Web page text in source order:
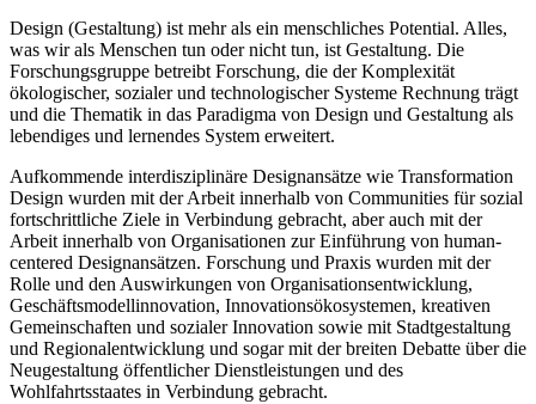
Design (Gestaltung) ist mehr als ein menschliches Potential. Alles,
was wir als Menschen tun oder nicht tun, ist Gestaltung. Die
Forschungsgruppe betreibt Forschung, die der Komplexität
ökologischer, sozialer und technologischer Systeme Rechnung trägt
und die Thematik in das Paradigma von Design und Gestaltung als
lebendiges und lernendes System erweitert.
Aufkommende interdisziplinäre Designansätze wie Transformation
Design wurden mit der Arbeit innerhalb von Communities für sozial
fortschrittliche Ziele in Verbindung gebracht, aber auch mit der
Arbeit innerhalb von Organisationen zur Einführung von human-
centered Designansätzen. Forschung und Praxis wurden mit der
Rolle und den Auswirkungen von Organisationsentwicklung,
Geschäftsmodellinnovation, Innovationsökosystemen, kreativen
Gemeinschaften und sozialer Innovation sowie mit Stadtgestaltung
und Regionalentwicklung und sogar mit der breiten Debatte über die
Neugestaltung öffentlicher Dienstleistungen und des
Wohlfahrtsstaates in Verbindung gebracht.